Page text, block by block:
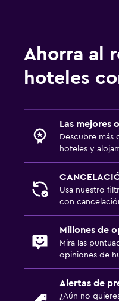
Habitación
Despertador
Ahorra al
hoteles
Las mejores
Descubre más
hoteles y
Usa nuestro
con
Millones de
Mira las
opiniones de
Alertas de
¿Aún no